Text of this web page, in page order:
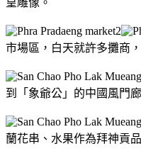
市場區，白天就許多攤商
到「象爺公」的中國風門
蘭花串、水果作為拜神貢品